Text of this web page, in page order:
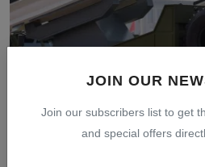
JOIN OUR
Join our subscribers list to get
and special offers